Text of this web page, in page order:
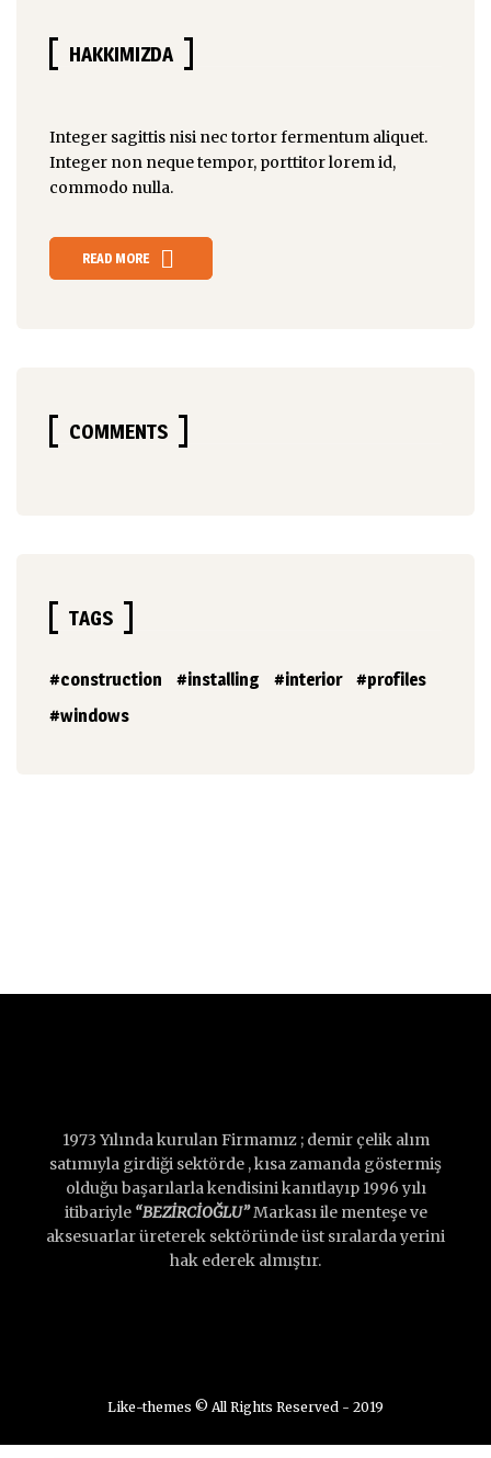
HAKKIMIZDA
Integer sagittis nisi nec tortor fermentum aliquet.
Integer non neque tempor, porttitor lorem id,
commodo nulla.
READ MORE
COMMENTS
TAGS
construction installing interior
profiles
windows
1973 Yılında kurulan Firmamız ; demir çelik alım
satımıyla girdiği sektörde , kısa zamanda göstermiş
olduğu başarılarla kendisini kanıtlayıp 1996 yılı
itibariyle “BEZİRCİOĞLU”Markası ile menteşe ve
aksesuarlar üreterek sektöründe üst sıralarda yerini
hak ederek almıştır.
Like-themes © All Rights Reserved - 2019